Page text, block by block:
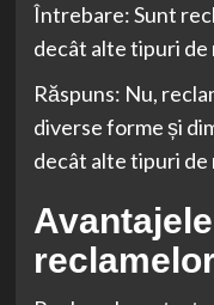
Întrebare: Sunt
decât alte tipuri de
Răspuns: Nu,
diverse forme și
decât alte tipuri de